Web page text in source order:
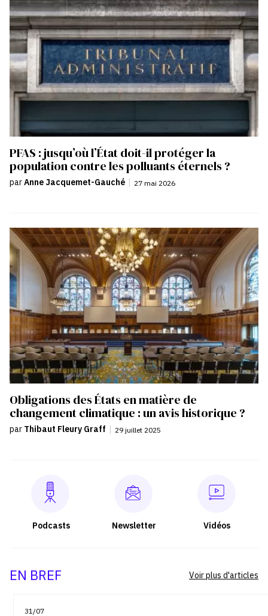
PFAS : jusqu’où l’État doit-il protéger la
population contre les polluants éternels ?
parAnne Jacquemet-Gauché | 27 mai 2026
Obligations des États en matière de
changement climatique : un avis historique ?
par Thibaut Fleury Graff | 29 juillet 2025
Podcasts Newsletter Vidéos
EN BREF
31/07
Voir plus d'articles